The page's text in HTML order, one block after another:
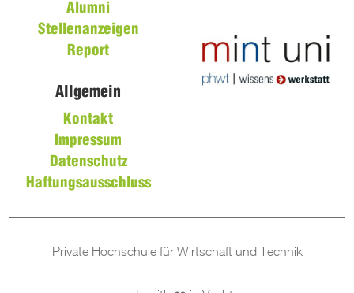
Alumni
Stellenanzeigen
Report
Allgemein
Kontakt
Impressum
Datenschutz
Haftungsausschluss
Private Hochschule für Wirtschaft und Technik